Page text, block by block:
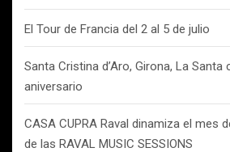
El Tour de Francia del 2 al 5 de julio
Santa Cristina d’Aro, Girona, La
aniversario
CASA CUPRA Raval dinamiza el mes
de las RAVAL MUSIC SESSIONS